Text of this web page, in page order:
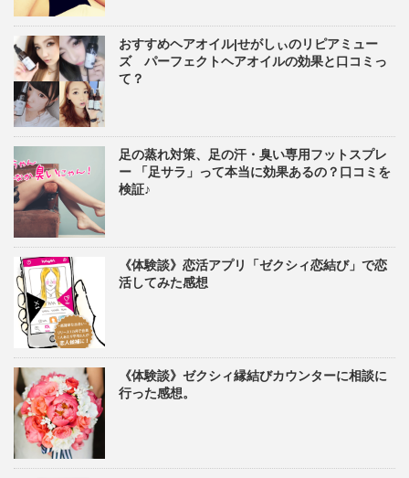
おすすめヘアオイル|せがしぃのリピアミュー
ズ パーフェクトヘアオイルの効果と口コミっ
て？
足の蒸れ対策、足の汗・臭い専用フットスプレ
ー 「足サラ」って本当に効果あるの？口コミを
検証♪
《体験談》恋活アプリ「ゼクシィ恋結び」で恋
活してみた感想
《体験談》ゼクシィ縁結びカウンターに相談に
行った感想。